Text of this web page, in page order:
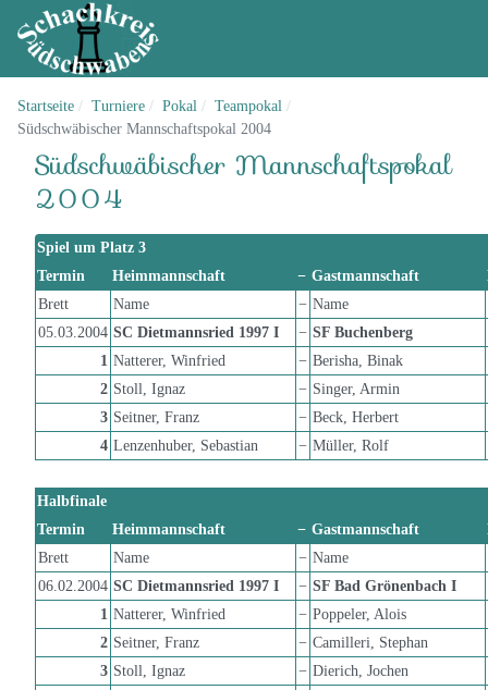
Startseite Turniere Pokal
Teampokal
Südschwäbischer Mannschaftspokal 2004
Südschwäbischer Mannschaftspokal
2004
Spiel um Platz 3
Termin
Heimmannschaft − Gastmannschaft
Brett
Name − Name
05.03.2004 SC Dietmannsried 1997 I − SF Buchenberg
1 Natterer, Winfried − Berisha, Binak
2 Stoll, Ignaz − Singer, Armin
3 Seitner, Franz − Beck, Herbert
4 Lenzenhuber, Sebastian − Müller, Rolf
Halbfinale
Termin
Heimmannschaft − Gastmannschaft
Brett
Name − Name
06.02.2004 SC Dietmannsried 1997 I − SF Bad Grönenbach I
1 Natterer, Winfried − Poppeler, Alois
2 Seitner, Franz − Camilleri, Stephan
3 Stoll, Ignaz − Dierich, Jochen